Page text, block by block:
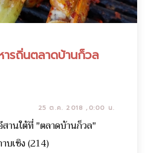
รถิ่นตลาดบ้านก็วล
25 ต.ค. 2018 ,0:00 น.
านใต้ที่ "ตลาดบ้านก็วล"
บเชิง (214)